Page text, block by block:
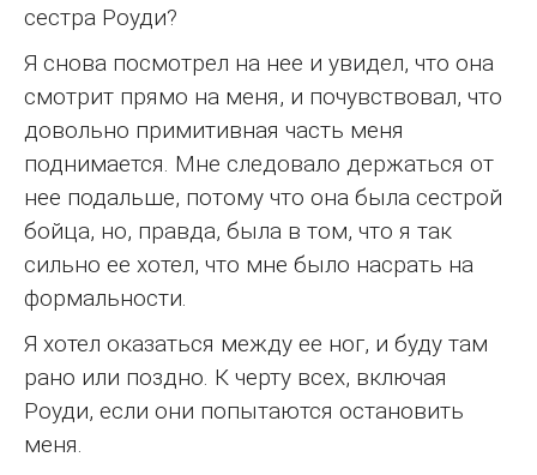
сестра Роуди?
Я снова посмотрел на нее и увидел, что она
смотрит прямо на меня, и почувствовал, что
довольно примитивная часть меня
поднимается. Мне следовало держаться от
нее подальше, потому что она была сестрой
бойца, но, правда, была в том, что я так
сильно ее хотел, что мне было насрать на
формальности.
Я хотел оказаться между ее ног, и буду там
рано или поздно. К черту всех, включая
Роуди, если они попытаются остановить
меня.